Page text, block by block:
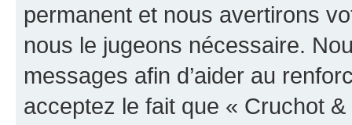
permanent et nous avertirons
nous le jugeons nécessaire.
messages afin d’aider au
acceptez le fait que « Cruchot